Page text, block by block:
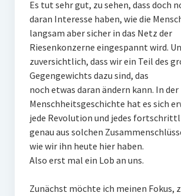
Es tut sehr gut, zu sehen, dass doch
daran Interesse haben, wie die
langsam aber sicher in das Netz der
Riesenkonzerne eingespannt wird.
zuversichtlich, dass wir ein Teil des
Gegengewichts dazu sind, das
noch etwas daran ändern kann. In der
Menschheitsgeschichte hat es sich
jede Revolution und jedes
genau aus solchen
wie wir ihn heute hier haben.
Also erst mal ein Lob an uns.
Zunächst möchte ich meinen Fokus,